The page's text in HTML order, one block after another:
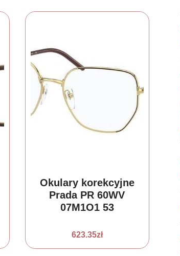
Okulary korekcyjne
Prada PR 60WV
07M1O1 53
623.35zł